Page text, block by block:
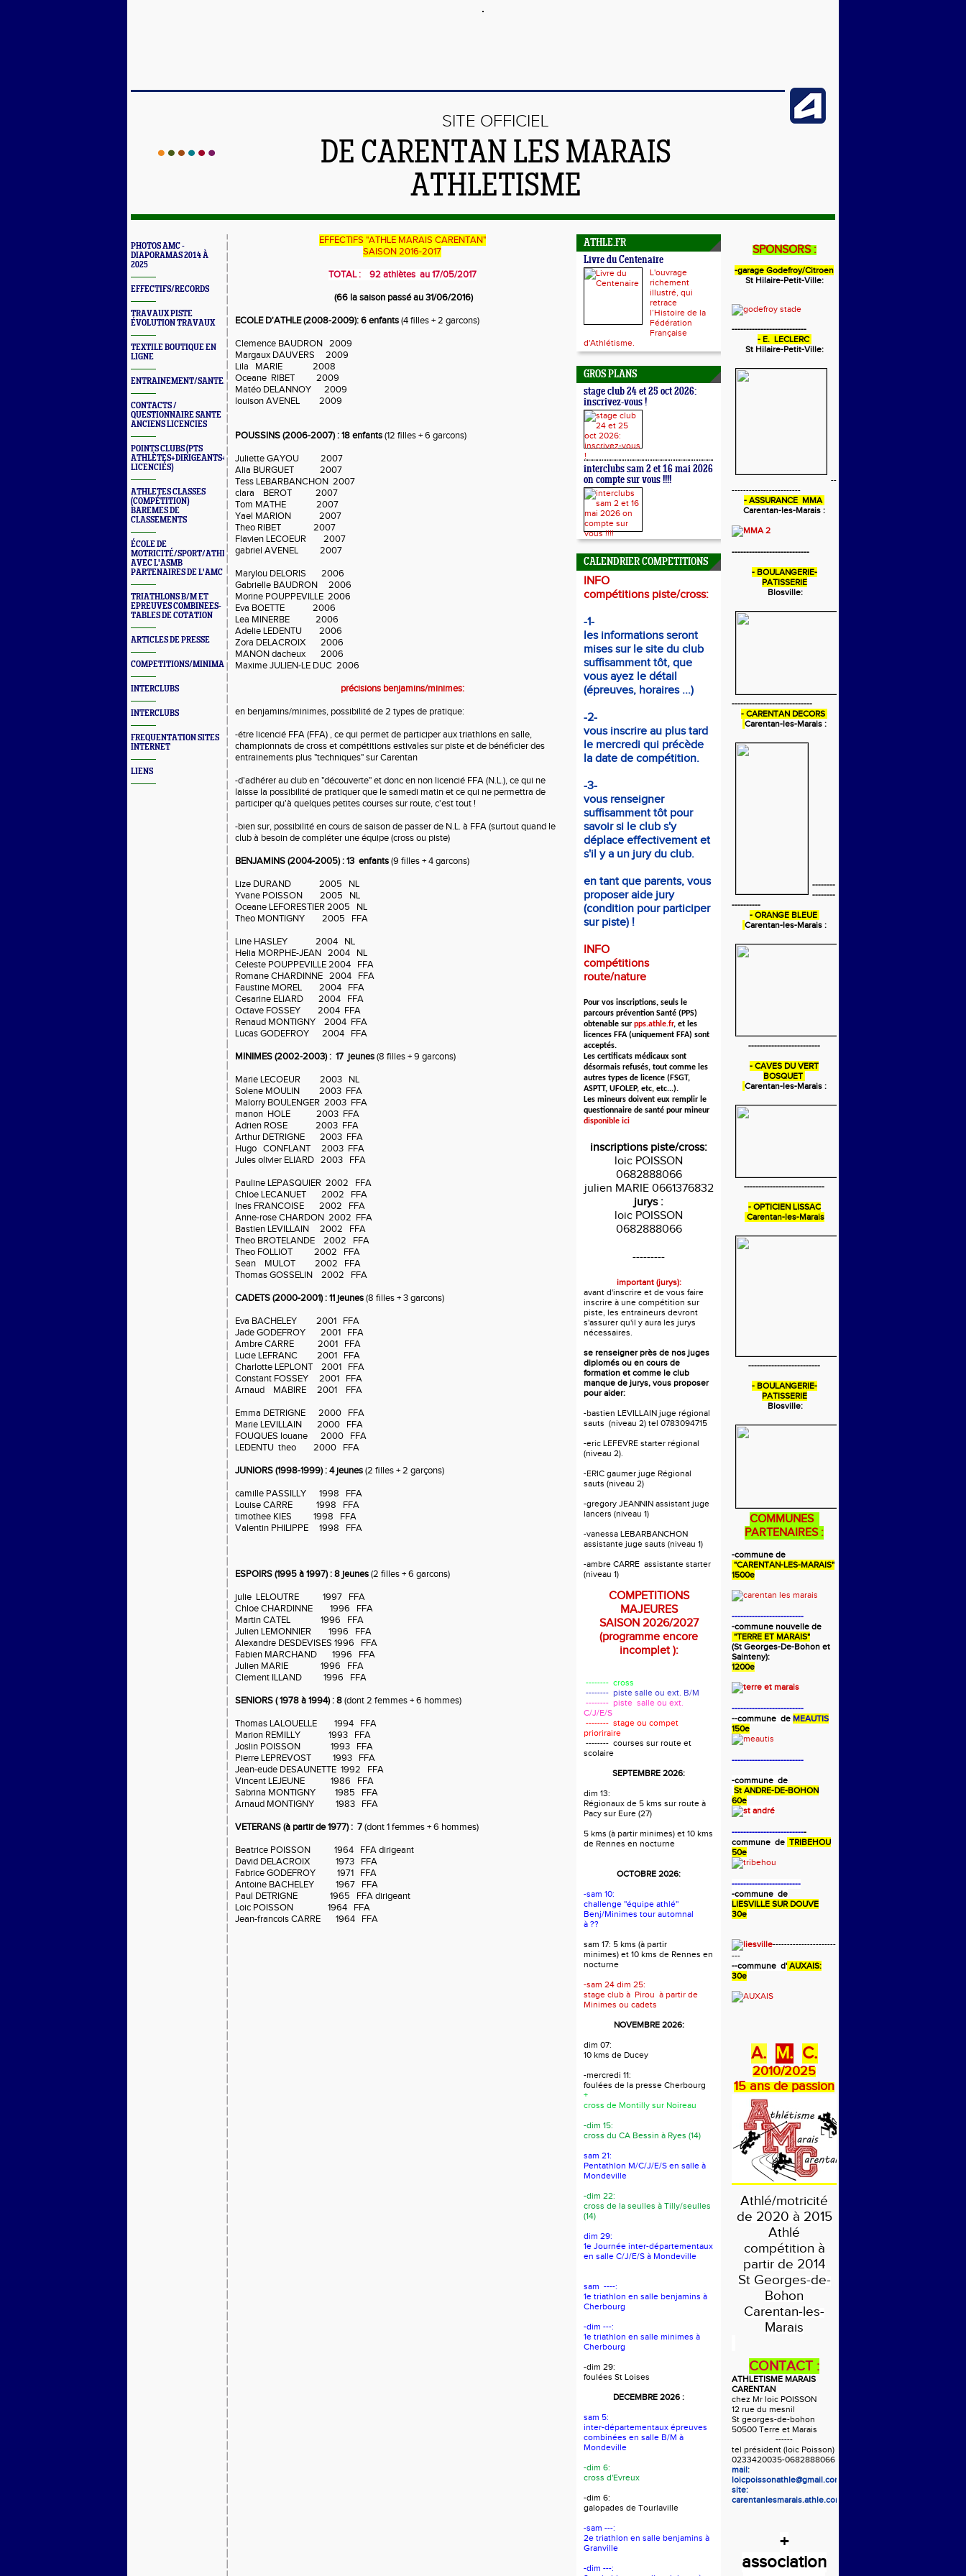
SITE OFFICIEL
DE CARENTAN LES MARAIS
ATHLETISME
PHOTOS AMC -
DIAPORAMAS 2014 À
2025
EFFECTIFS/RECORDS
TRAVAUX PISTE
ÉVOLUTION TRAVAUX
TEXTILE BOUTIQUE EN
LIGNE
ENTRAINEMENT/SANTE/JURYS/FORMATIONS
CONTACTS /
QUESTIONNAIRE SANTE
ANCIENS LICENCIES
POINTS CLUBS (PTS
ATHLÈTES+DIRIGEANTS+BONUS
LICENCIÉS)
ATHLETES CLASSES
(COMPÉTITION)
BAREMES DE
CLASSEMENTS
ÉCOLE DE
MOTRICITÉ/SPORT/ATHLÉ
AVEC L'ASMB
PARTENAIRES DE L'AMC
TRIATHLONS B/M ET
EPREUVES COMBINEES-
TABLES DE COTATION
ARTICLES DE PRESSE
COMPETITIONS/MINIMAS/MEETINGS/ENGAGES
INTERCLUBS
INTERCLUBS
FREQUENTATION SITES
INTERNET
LIENS
EFFECTIFS "ATHLE MARAIS CARENTAN"
SAISON 2016-2017
TOTAL : 92 athlètes au 17/05/2017
(66 la saison passé au 31/06/2016)
ECOLE D'ATHLE (2008-2009): 6 enfants(4 filles + 2 garcons)
Clemence BAUDRON 2009
Margaux DAUVERS 2009
Lila MARIE 2008
Oceane RIBET 2009
Matéo DELANNOY 2009
louison AVENEL 2009
POUSSINS (2006-2007) : 18 enfants(12 filles + 6 garcons)
Juliette GAYOU 2007
Alia BURGUET 2007
Tess LEBARBANCHON 2007
clara BEROT 2007
Tom MATHE 2007
Yael MARION 2007
Theo RIBET 2007
Flavien LECOEUR 2007
gabriel AVENEL 2007
Marylou DELORIS 2006
Gabrielle BAUDRON 2006
Morine POUPPEVILLE 2006
Eva BOETTE 2006
Lea MINERBE 2006
Adelie LEDENTU 2006
Zora DELACROIX 2006
MANON dacheux 2006
Maxime JULIEN-LE DUC 2006
précisions benjamins/minimes:
en benjamins/minimes, possibilité de 2 types de pratique:
-étre licencié FFA (FFA) , ce qui permet de participer aux triathlons en salle,
championnats de cross et compétitions estivales sur piste et de bénéficier des
entrainements plus "techniques" sur Carentan
-d'adhérer au club en "découverte" et donc en non licencié FFA (N.L.), ce qui ne
laisse la possibilité de pratiquer que le samedi matin et ce qui ne permettra de
participer qu'à quelques petites courses sur route, c'est tout !
-bien sur, possibilité en cours de saison de passer de N.L. à FFA (surtout quand le
club à besoin de compléter une équipe (cross ou piste)
BENJAMINS (2004-2005) : 13 enfants(9 filles + 4 garcons)
Lize DURAND 2005 NL
Yvane POISSON 2005 NL
Oceane LEFORESTIER 2005 NL
Theo MONTIGNY 2005 FFA
Line HASLEY 2004 NL
Helia MORPHE-JEAN 2004 NL
Celeste POUPPEVILLE 2004 FFA
Romane CHARDINNE 2004 FFA
Faustine MOREL 2004 FFA
Cesarine ELIARD 2004 FFA
Octave FOSSEY 2004 FFA
Renaud MONTIGNY 2004 FFA
Lucas GODEFROY 2004 FFA
MINIMES (2002-2003) : 17 jeunes(8 filles + 9 garcons)
Marie LECOEUR 2003 NL
Solene MOULIN 2003 FFA
Malorry BOULENGER 2003 FFA
manon HOLE 2003 FFA
Adrien ROSE 2003 FFA
Arthur DETRIGNE 2003 FFA
Hugo CONFLANT 2003 FFA
Jules olivier ELIARD 2003 FFA
Pauline LEPASQUIER 2002 FFA
Chloe LECANUET 2002 FFA
Ines FRANCOISE 2002 FFA
Anne-rose CHARDON 2002 FFA
Bastien LEVILLAIN 2002 FFA
Theo BROTELANDE 2002 FFA
Theo FOLLIOT 2002 FFA
Sean MULOT 2002 FFA
Thomas GOSSELIN 2002 FFA
CADETS (2000-2001) : 11 jeunes(8 filles + 3 garcons)
Eva BACHELEY 2001 FFA
Jade GODEFROY 2001 FFA
Ambre CARRE 2001 FFA
Lucie LEFRANC 2001 FFA
Charlotte LEPLONT 2001 FFA
Constant FOSSEY 2001 FFA
Arnaud MABIRE 2001 FFA
Emma DETRIGNE 2000 FFA
Marie LEVILLAIN 2000 FFA
FOUQUES louane 2000 FFA
LEDENTU theo 2000 FFA
JUNIORS (1998-1999) : 4 jeunes(2 filles + 2 garçons)
camille PASSILLY 1998 FFA
Louise CARRE 1998 FFA
timothee KIES 1998 FFA
Valentin PHILIPPE 1998 FFA
ESPOIRS (1995 à 1997) : 8 jeunes(2 filles + 6 garcons)
julie LELOUTRE 1997 FFA
Chloe CHARDINNE 1996 FFA
Martin CATEL 1996 FFA
Julien LEMONNIER 1996 FFA
Alexandre DESDEVISES 1996 FFA
Fabien MARCHAND 1996 FFA
Julien MARIE 1996 FFA
Clement ILLAND 1996 FFA
SENIORS ( 1978 à 1994) : 8(dont 2 femmes + 6 hommes)
Thomas LALOUELLE 1994 FFA
Marion REMILLY 1993 FFA
Joslin POISSON 1993 FFA
Pierre LEPREVOST 1993 FFA
Jean-eude DESAUNETTE 1992 FFA
Vincent LEJEUNE 1986 FFA
Sabrina MONTIGNY 1985 FFA
Arnaud MONTIGNY 1983 FFA
VETERANS (à partir de 1977) : 7(dont 1 femmes + 6 hommes)
Beatrice POISSON 1964 FFA dirigeant
David DELACROIX 1973 FFA
Fabrice GODEFROY 1971 FFA
Antoine BACHELEY 1967 FFA
Paul DETRIGNE 1965 FFA dirigeant
Loic POISSON 1964 FFA
Jean-francois CARRE 1964 FFA
ATHLE.FR
Livre du Centenaire
L'ouvrage
richement
illustré, qui
retrace
l’Histoire de la
Fédération
Française
d'Athlétisme.
GROS PLANS
stage club 24 et 25 oct 2026:
inscrivez-vous !
interclubs sam 2 et 16 mai 2026
on compte sur vous !!!!
CALENDRIER COMPETITIONS
INFO
compétitions piste/cross:
-1-
les informations seront
mises sur le site du club
suffisamment tôt, que
vous ayez le détail
(épreuves, horaires ...)
-2-
vous inscrire au plus tard
le mercredi qui précède
la date de compétition.
-3-
vous renseigner
suffisamment tôt pour
savoir si le club s'y
déplace effectivement et
s'il y a un jury du club.
en tant que parents, vous
proposer aide jury
(condition pour participer
sur piste) !
INFO
compétitions
route/nature
Pour vos inscriptions, seuls le
parcours prévention Santé (PPS)
obtenable sur pps.athle.fr, et les
licences FFA (uniquement FFA) sont
acceptés.
Les certificats médicaux sont
désormais refusés, tout comme les
autres types de licence (FSGT,
ASPTT, UFOLEP, etc, etc...).
Les mineurs doivent eux remplir le
questionnaire de santé pour mineur
disponible ici
inscriptions piste/cross:
loic POISSON
0682888066
julien MARIE 0661376832
jurys :
loic POISSON
0682888066
---------
important (jurys):
avant d'inscrire et de vous faire
inscrire à une compétition sur
piste, les entraineurs devront
s'assurer qu'il y aura les jurys
nécessaires.
se renseigner près de nos juges
diplomés ou en cours de
formation et comme le club
manque de jurys, vous proposer
pour aider:
-bastien LEVILLAIN juge régional
sauts (niveau 2) tel 0783094715
-eric LEFEVRE starter régional
(niveau 2).
-ERIC gaumer juge Régional
sauts (niveau 2)
-gregory JEANNIN assistant juge
lancers (niveau 1)
-vanessa LEBARBANCHON
assistante juge sauts (niveau 1)
-ambre CARRE assistante starter
(niveau 1)
COMPETITIONS
MAJEURES
SAISON 2026/2027
(programme encore
incomplet ):
-------- cross
-------- piste salle ou ext. B/M
-------- piste salle ou ext.
C/J/E/S
-------- stage ou compet
prioriraire
-------- courses sur route et
scolaire
SEPTEMBRE 2026:
dim 13:
Régionaux de 5 kms sur route à
Pacy sur Eure (27)
5 kms (à partir minimes) et 10 kms
de Rennes en nocturne
OCTOBRE 2026:
-sam 10:
challenge ''équipe athlé''
Benj/Minimes tour automnal
à ??
sam 17: 5 kms (à partir
minimes) et 10 kms de Rennes en
nocturne
-sam 24 dim 25:
stage club à Pirou à partir de
Minimes ou cadets
NOVEMBRE 2026:
dim 07:
10 kms de Ducey
-mercredi 11:
foulées de la presse Cherbourg
+
cross de Montilly sur Noireau
-dim 15:
cross du CA Bessin à Ryes (14)
sam 21:
Pentathlon M/C/J/E/S en salle à
Mondeville
-dim 22:
cross de la seulles à Tilly/seulles
(14)
dim 29:
1e Journée inter-départementaux
en salle C/J/E/S à Mondeville
sam ----:
1e triathlon en salle benjamins à
Cherbourg
-dim ---:
1e triathlon en salle minimes à
Cherbourg
-dim 29:
foulées St Loises
DECEMBRE 2026 :
sam 5:
inter-départementaux épreuves
combinées en salle B/M à
Mondeville
-dim 6:
cross d'Evreux
-dim 6:
galopades de Tourlaville
-sam ---:
2e triathlon en salle benjamins à
Granville
-dim ---:
SPONSORS :
-garage Godefroy/Citroen
St Hilaire-Petit-Ville:
--------------------------
- E. LECLERC
St Hilaire-Petit-Ville:
--
------------------------
- ASSURANCE MMA
Carentan-les-Marais :
---------------------------
- BOULANGERIE-
PATISSERIE
Blosville:
----------------------------
- CARENTAN DECORS
Carentan-les-Marais :
--------
--------
----------
- ORANGE BLEUE
Carentan-les-Marais :
-------------------------
- CAVES DU VERT
BOSQUET
Carentan-les-Marais :
----------------------------
- OPTICIEN LISSAC
Carentan-les-Marais
-------------------------
- BOULANGERIE-
PATISSERIE
Blosville:
COMMUNES
PARTENAIRES :
-commune de
"CARENTAN-LES-MARAIS"
1500e
-------------------------
-commune nouvelle de
"TERRE ET MARAIS"
(St Georges-De-Bohon et
Sainteny):
1200e
-------------------------
--commune de MEAUTIS
150e
-------------------------
-commune de
St ANDRE-DE-BOHON
60e
--------------------------
commune de TRIBEHOU
50e
------------------------
-commune de
LIESVILLE SUR DOUVE
30e
----------------------
---
--commune d' AUXAIS:
30e
A. M. C.
2010/2025
15 ans de passion
Athlé/motricité
de 2020 à 2015
Athlé
compétition à
partir de 2014
St Georges-de-
Bohon
Carentan-les-
Marais
CONTACT :
ATHLETISME MARAIS
CARENTAN
chez Mr loic POISSON
12 rue du mesnil
St georges-de-bohon
50500 Terre et Marais
------
tel président (loic Poisson)
0233420035-0682888066
mail:
loicpoissonathle@gmail.com
site:
carentanlesmarais.athle.com
+
association